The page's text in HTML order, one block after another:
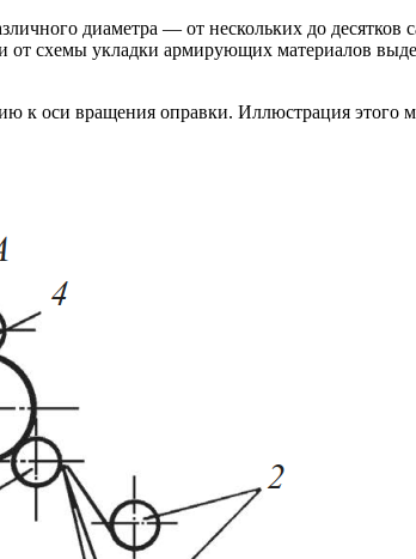
диаметра — от нескольких до десятков
схемы укладки армирующих материалов
к оси вращения оправки. Иллюстрация этого